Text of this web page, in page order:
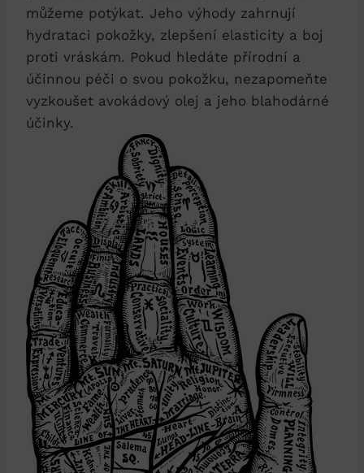
můžeme potýkat. Jeho výhody zahrnují
hydrataci pokožky, zlepšení elasticity a boj
proti vráskám. Pokud hledáte přírodní a
účinnou péči o svou pokožku, nezapomeňte
vyzkoušet avokádový olej a jeho blahodárné
účinky.